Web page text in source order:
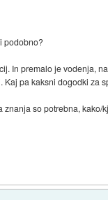
podobno?
In premalo je vodenja,
pa kaksni dogodki za
so potrebna, kako/